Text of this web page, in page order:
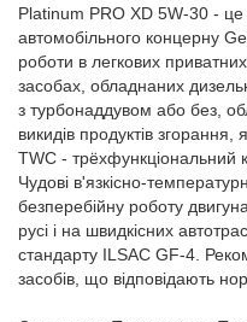
Platinum PRO XD 5W-30 -
автомобільного концерну
роботи в легкових
засобах, обладнаних
з турбонаддувом або без,
викидів продуктів
TWC - трёхфункціональний
Чудові в'язкісно-
безперебійну роботу
русі і на швидкісних
стандарту ILSAC GF-4.
засобів, що відповідають